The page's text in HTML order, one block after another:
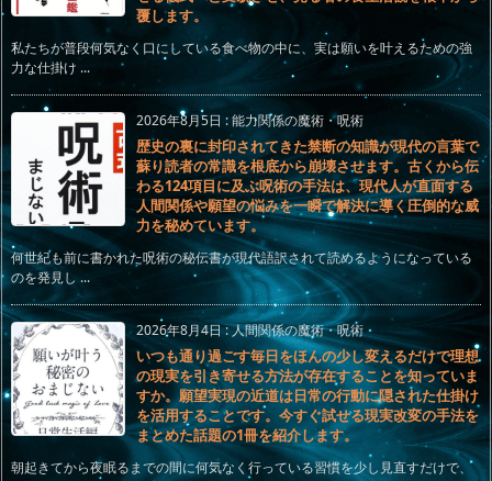
覆します。
私たちが普段何気なく口にしている食べ物の中に、実は願いを叶えるための強
力な仕掛け ...
2026年8月5日 :能力関係の魔術・呪術
歴史の裏に封印されてきた禁断の知識が現代の言葉で
蘇り読者の常識を根底から崩壊させます。古くから伝
わる124項目に及ぶ呪術の手法は、現代人が直面する
人間関係や願望の悩みを一瞬で解決に導く圧倒的な威
力を秘めています。
何世紀も前に書かれた呪術の秘伝書が現代語訳されて読めるようになっている
のを発見し ...
2026年8月4日:人間関係の魔術・呪術
いつも通り過ごす毎日をほんの少し変えるだけで理想
の現実を引き寄せる方法が存在することを知っていま
すか。願望実現の近道は日常の行動に隠された仕掛け
を活用することです。今すぐ試せる現実改変の手法を
まとめた話題の1冊を紹介します。
朝起きてから夜眠るまでの間に何気なく行っている習慣を少し見直すだけで、